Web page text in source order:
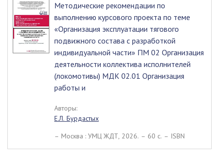
Методические рекомендации по
выполнению курсового проекта по теме
«Организация эксплуатации тягового
подвижного состава с разработкой
индивидуальной части» ПМ 02 Организация
деятельности коллектива исполнителей
(локомотивы) МДК 02.01 Организация
работы и
Авторы:
Е.Л. Бурдастых
– Москва : УМЦ ЖДТ, 2026. – 60 c. – ISBN